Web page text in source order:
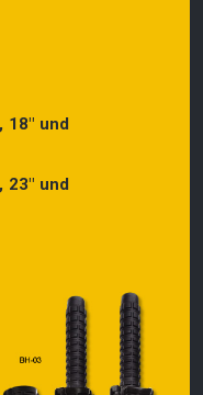
18″ und
23″ und